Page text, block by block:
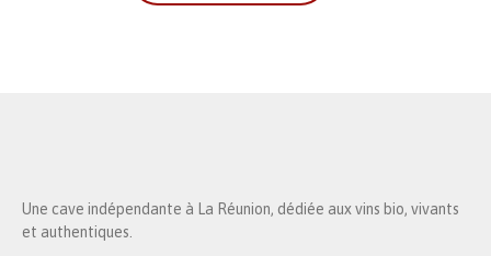
Une cave indépendante à La Réunion, dédiée aux vins bio, vivants
et authentiques.